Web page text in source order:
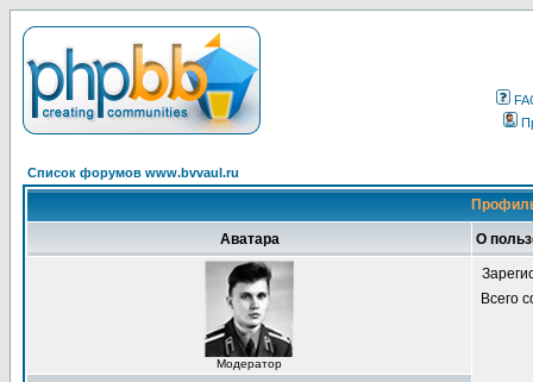
Список форумов www.bvvaul.ru
Аватара О
Модератор
Всего